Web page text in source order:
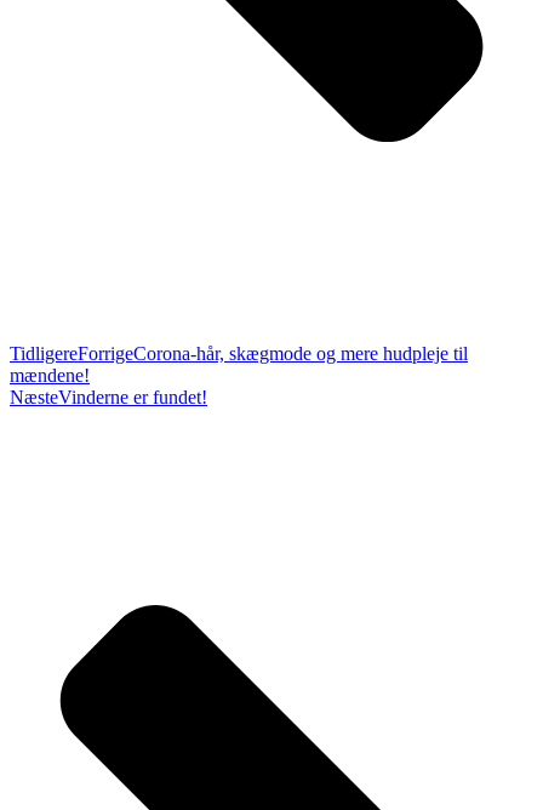
TidligereForrigeCorona-hår, skægmode og mere hudpleje til
mændene!
NæsteVinderne er fundet!